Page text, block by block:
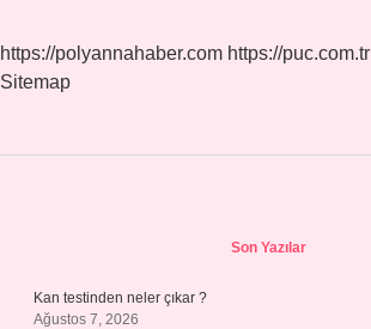
https://polyannahaber.com https://puc.com.tr
Sitemap
Son Yazılar
Kan testinden neler çıkar ?
Ağustos 7, 2026